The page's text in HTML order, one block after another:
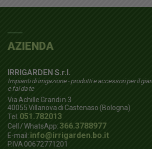
AZIENDA
IRRIGARDEN S.r.l.
Impianti di irrigazione - prodotti e accessori per il
e fai da te
Via Achille Grandi n.3
40055Villanova di Castenaso (Bologna)
Tel. 051.782013
Cell / WhatsApp:366.3788977
E-mail: info@irrigarden.bo.it
P.IVA 00672771201